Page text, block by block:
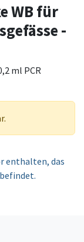
WB für
-
ml PCR
enthalten, das